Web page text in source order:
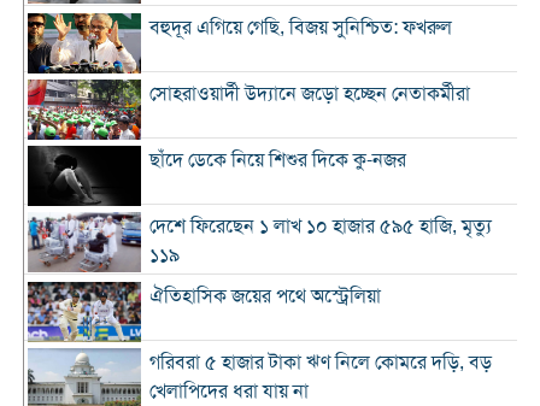
বহুদূর এগিয়ে গেছি, বিজয় সুনিশ্চিত: ফখরুল
সোহরাওয়ার্দী উদ্যানে জড়ো হচ্ছেন নেতাকর্মীরা
ছাঁদে ডেকে নিয়ে শিশুর দিকে কু-নজর
দেশে ফিরেছেন ১ লাখ ১০ হাজার ৫৯৫ হাজি, মৃত্যু
১১৯
ঐতিহাসিক জয়ের পথে অস্ট্রেলিয়া
গরিবরা ৫ হাজার টাকা ঋণ নিলে কোমরে দড়ি, বড়
খেলাপিদের ধরা যায় না